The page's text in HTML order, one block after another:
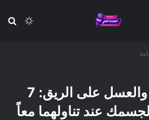
الوضع
فوائد الثوم والعسل على الريق: 7
لجسمك عند تناولهما معاً